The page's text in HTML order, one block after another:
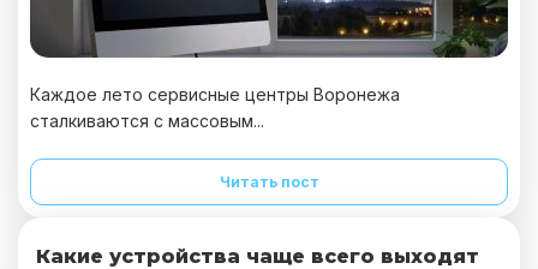
Каждое лето сервисные центры Воронежа
сталкиваются с массовым...
Читать пост
Какие устройства чаще всего выходят